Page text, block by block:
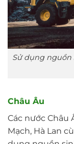
Sử dụng nguồn
Châu Âu
Các nước Châu
Mạch, Hà Lan